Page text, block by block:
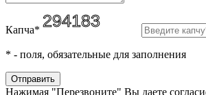
Капча*
* - поля, обязательные для заполнения
Нажимая "Перезвоните" Вы даете